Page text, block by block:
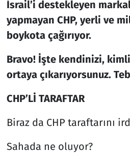
İsrail’i destekleyen
yapmayan CHP, yerli ve
boykota çağırıyor.
Bravo! İşte kendinizi,
ortaya çıkarıyorsunuz.
CHP’Lİ TARAFTAR
Biraz da CHP taraftarını
Sahada ne oluyor?